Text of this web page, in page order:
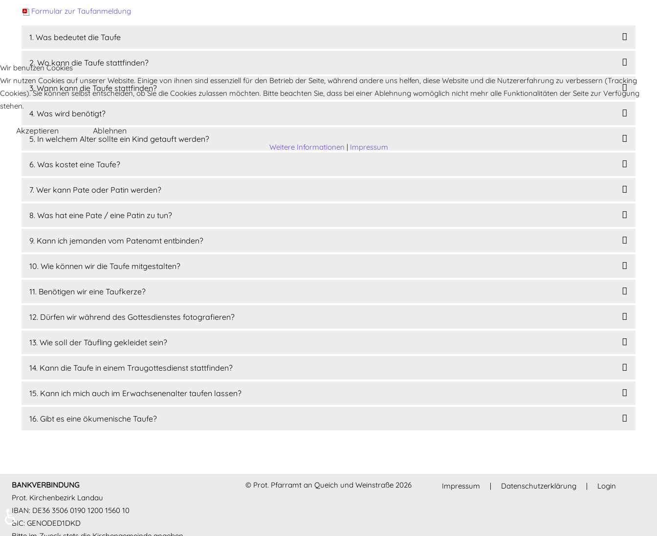
Formular zur Taufanmeldung
1. Was bedeutet die Taufe
2. Wo kann die Taufe stattfinden?
3. Wann kann die Taufe stattfinden?
4. Was wird benötigt?
5. In welchem Alter sollte ein Kind getauft werden?
6. Was kostet eine Taufe?
7. Wer kann Pate oder Patin werden?
8. Was hat eine Pate / eine Patin zu tun?
9. Kann ich jemanden vom Patenamt entbinden?
10. Wie können wir die Taufe mitgestalten?
11. Benötigen wir eine Taufkerze?
12. Dürfen wir während des Gottesdienstes fotografieren?
13. Wie soll der Täufling gekleidet sein?
14. Kann die Taufe in einem Traugottesdienst stattfinden?
15. Kann ich mich auch im Erwachsenenalter taufen lassen?
16. Gibt es eine ökumenische Taufe?
BANKVERBINDUNG
Prot. Kirchenbezirk Landau
IBAN: DE36 3506 0190 1200 1560 10
BIC: GENODED1DKD
© Prot. Pfarramt an Queich und Weinstraße 2026 Impressum | Datenschutzerklärung | Login
Wir benutzen Cookies
Wir nutzen Cookies auf unserer Website. Einige von ihnen sind essenziell für den Betrieb der Seite, während andere uns helfen, diese Website und die Nutzererfahrung zu verbessern (Tracking
Cookies). Sie können selbst entscheiden, ob Sie die Cookies zulassen möchten. Bitte beachten Sie, dass bei einer Ablehnung womöglich nicht mehr alle Funktionalitäten der Seite zur Verfügung
stehen.
Akzeptieren Ablehnen
Weitere Informationen | Impressum